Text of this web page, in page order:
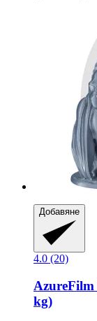
Добавяне
4.0 (20)
AzureFilm
kg)